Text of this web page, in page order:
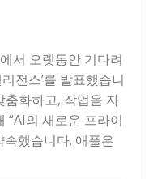
서 오랫동안 기다려
전스’를 발표했습니
춤화하고, 작업을 자
“AI의 새로운 프라이
했습니다. 애플은